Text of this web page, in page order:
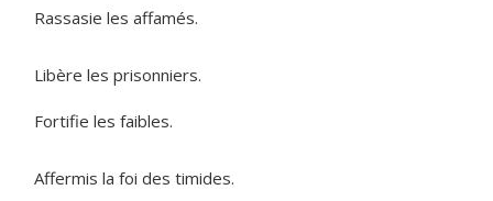
Rassasie les affamés.
Libère les prisonniers.
Fortifie les faibles.
Affermis la foi des timides.